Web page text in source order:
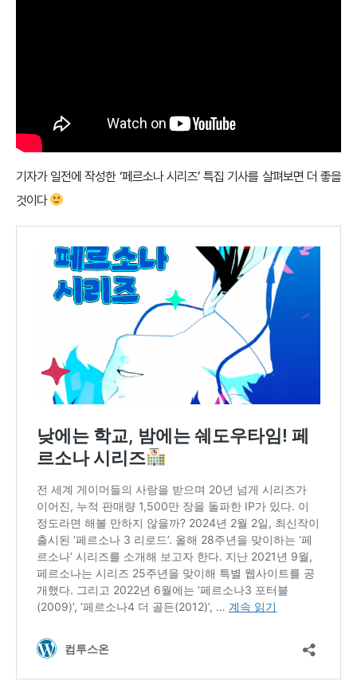
기자가 일전에 작성한 ‘페르소나 시리즈’ 특집 기사를 살펴보면 더 좋을
것이다